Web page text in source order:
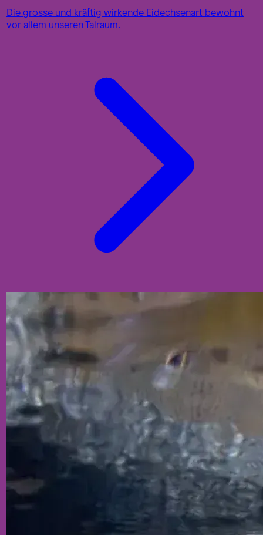
Die grosse und kräftig wirkende Eidechsenart bewohnt
vor allem unseren Talraum.